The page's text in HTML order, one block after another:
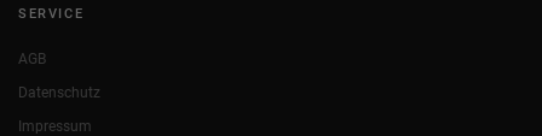
SERVICE
AGB
Datenschutz
Impressum